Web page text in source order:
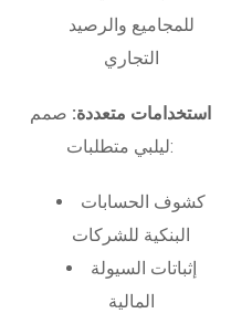
للمجاميع والرصيد
التجاري
استخدامات متعددة: صمم
ليلبي متطلبات:
كشوف الحسابات
البنكية للشركات
إثباتات السيولة
المالية